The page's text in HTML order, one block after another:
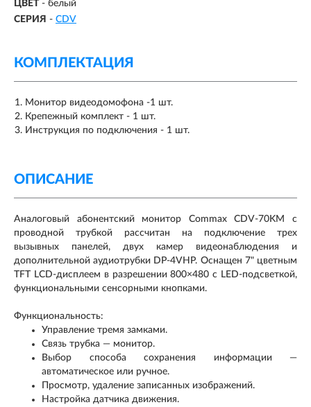
ЦВЕТ - белый
СЕРИЯ - СDV
КОМПЛЕКТАЦИЯ
Монитор видеодомофона -1 шт.
Крепежный комплект - 1 шт.
Инструкция по подключения - 1 шт.
ОПИСАНИЕ
Аналоговый абонентский монитор Commax CDV-70KM с
проводной трубкой рассчитан на подключение трех
вызывных панелей, двух камер видеонаблюдения и
дополнительной аудиотрубки DP-4VHP. Оснащен 7" цветным
TFT LCD-дисплеем в разрешении 800×480 с LED-подсветкой,
функциональными сенсорными кнопками.
Функциональность:
Управление тремя замками.
Связь трубка — монитор.
Выбор способа сохранения информации —
автоматическое или ручное.
Просмотр, удаление записанных изображений.
Настройка датчика движения.